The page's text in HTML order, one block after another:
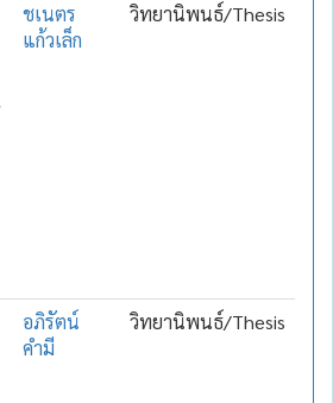
ชเนตร
แก้วเล็ก
วิทยานิพนธ์/Thesis
อภิรัตน์
คำมี
วิทยานิพนธ์/Thesis